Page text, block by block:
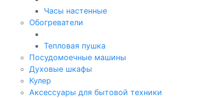
Часы настенные
Обогреватели
Тепловая пушка
Посудомоечные машины
Духовые шкафы
Кулер
Аксессуары для бытовой техники